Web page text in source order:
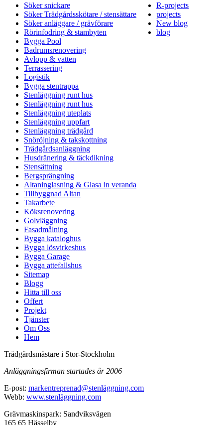
Söker snickare
Söker Trädgårdsskötare / stensättare
Söker anläggare / grävförare
Rörinfodring & stambyten
Bygga Pool
Badrumsrenovering
Avlopp & vatten
Terrassering
Logistik
Bygga stentrappa
Stenläggning runt hus
Stenläggning runt hus
Stenläggning uteplats
Stenläggning uppfart
Stenläggning trädgård
Snöröjning & takskottning
Trädgårdsanläggning
Husdränering & täckdikning
Stensättning
Bergsprängning
Altaninglasning & Glasa in veranda
Tillbyggnad Altan
Takarbete
Köksrenovering
Golvläggning
Fasadmålning
Bygga kataloghus
Bygga lösvirkeshus
Bygga Garage
Bygga attefallshus
Sitemap
Blogg
Hitta till oss
Offert
Projekt
Tjänster
Om Oss
Hem
R-projects
projects
New blog
blog
Trädgårdsmästare i Stor-Stockholm
Anläggningsfirman startades år 2006
E-post: markentreprenad@stenläggning.com
Webb: www.stenläggning.com
Grävmaskinspark: Sandviksvägen
165 65 Hässelby